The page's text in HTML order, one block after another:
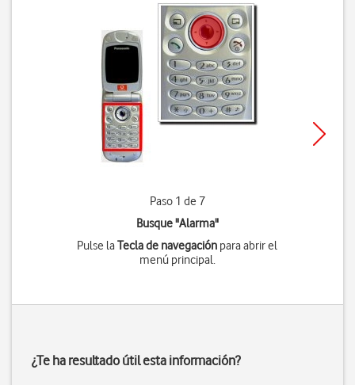
Paso 1 de 7
Busque "Alarma"
Pulse laTecla de navegación para abrir el
menú principal.
¿Te ha resultado útil esta información?